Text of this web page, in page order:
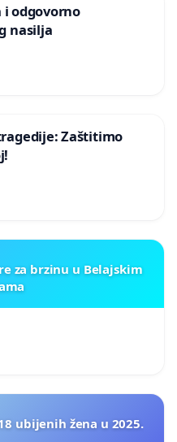
odgovorno
nasilja
Zaštitimo
za brzinu u Belajskim
ubijenih žena u 2025.